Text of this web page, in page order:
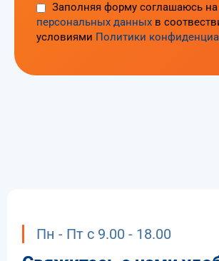
Заполняя форму соглашаюсь на
персональных данных в
условиями Политики
Пн - Пт с 9.00 - 18.00